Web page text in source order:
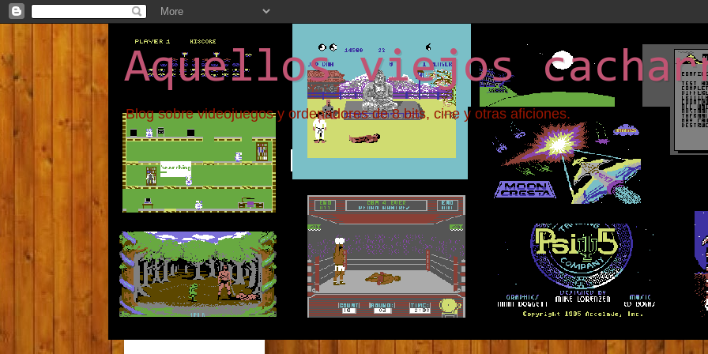
Aquellos viejos
Blog sobre videojuegos y ordenadores de 8 bits, cine y otras aficiones.